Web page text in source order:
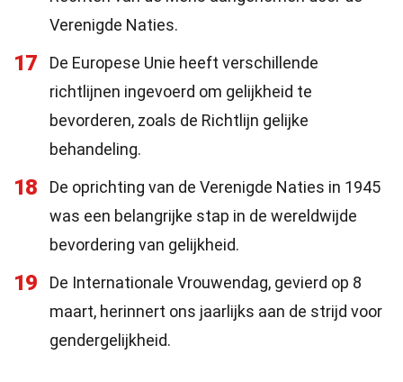
Verenigde Naties.
17
De Europese Unie heeft verschillende
richtlijnen ingevoerd om gelijkheid te
bevorderen, zoals de Richtlijn gelijke
behandeling.
18
De oprichting van de Verenigde Naties in 1945
was een belangrijke stap in de wereldwijde
bevordering van gelijkheid.
19
De Internationale Vrouwendag, gevierd op 8
maart, herinnert ons jaarlijks aan de strijd voor
gendergelijkheid.